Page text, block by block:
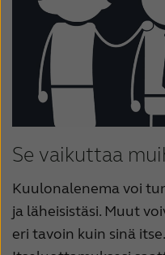
Se vaikuttaa
Kuulonalenema voi
ja läheisistäsi. Muut
eri tavoin kuin sinä